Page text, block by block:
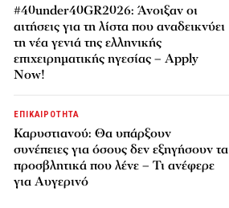
#40under40GR2026: Άνοιξαν οι
αιτήσεις για τη λίστα που αναδεικνύει
τη νέα γενιά της ελληνικής
επιχειρηματικής ηγεσίας – Apply
Now!
ΕΠΙΚΑΙΡΟΤΗΤΑ
Καρυστιανού: Θα υπάρξουν
συνέπειες για όσους δεν εξηγήσουν τα
προσβλητικά που λένε – Τι ανέφερε
για Αυγερινό